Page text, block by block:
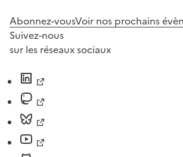
Abonnez-vousVoir nos prochains
Suivez-nous
sur les réseaux sociaux